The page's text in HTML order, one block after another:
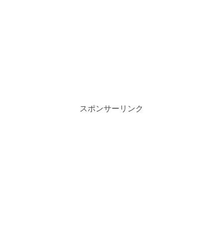
スポンサーリンク